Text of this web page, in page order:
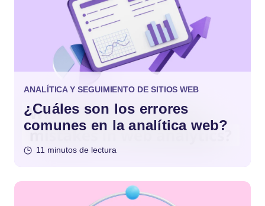
ANALÍTICA Y SEGUIMIENTO DE SITIOS WEB
¿Cuáles son los errores
comunes en la analítica web?
11 minutos de lectura